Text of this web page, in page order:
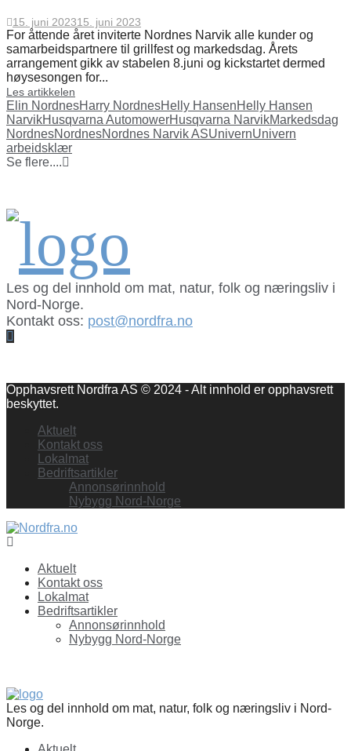
15. juni 202315. juni 2023
For åttende året inviterte Nordnes Narvik alle kunder og
samarbeidspartnere til grillfest og markedsdag. Årets
arrangement gikk av stabelen 8.juni og kickstartet dermed
høysesongen for...
Les artikkelen
Elin NordnesHarry NordnesHelly HansenHelly Hansen
NarvikHusqvarna AutomowerHusqvarna NarvikMarkedsdag
NordnesNordnesNordnes Narvik ASUnivernUnivern
arbeidsklær
Se flere....
Les og del innhold om mat, natur, folk og næringsliv i
Nord-Norge.
Kontakt oss: post@nordfra.no
Opphavsrett Nordfra AS © 2024 - Alt innhold er opphavsrett
beskyttet.
Aktuelt
Kontakt oss
Lokalmat
Bedriftsartikler
Annonsørinnhold
Nybygg Nord-Norge
Aktuelt
Kontakt oss
Lokalmat
Bedriftsartikler
Annonsørinnhold
Nybygg Nord-Norge
Les og del innhold om mat, natur, folk og næringsliv i Nord-
Norge.